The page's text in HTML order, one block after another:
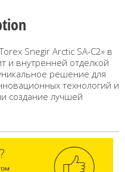
Snegir Arctic SA-C2» в
и внутренней отделкой
решение для
технологий и
создание лучшей